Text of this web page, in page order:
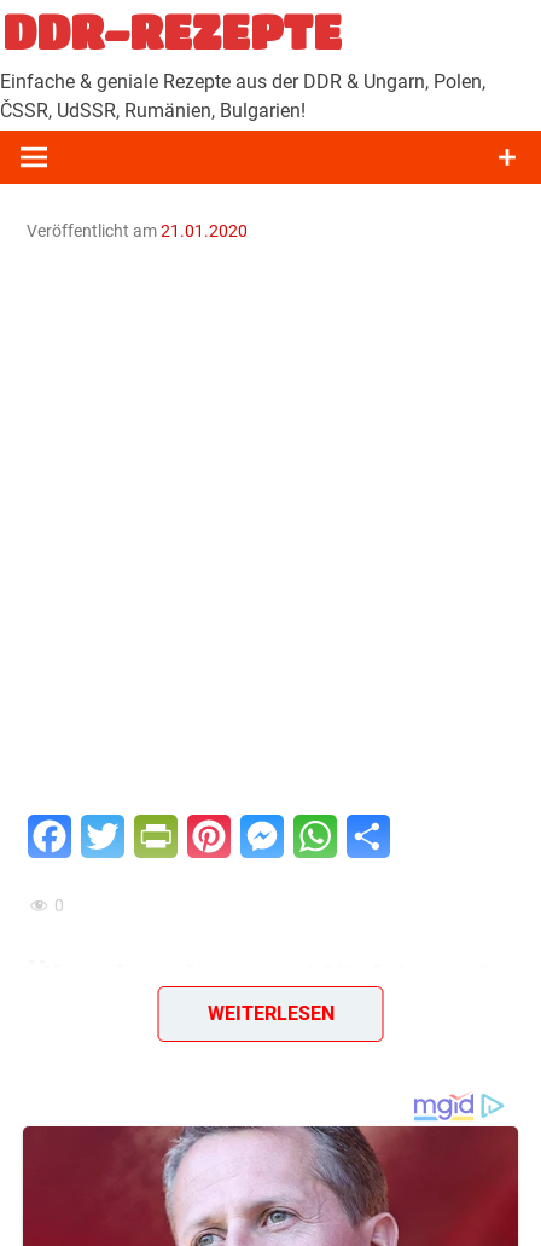
Zum
Inhalt
springen
DDR-REZEPTE
Einfache & geniale Rezepte aus der DDR & Ungarn, Polen,
ČSSR, UdSSR, Rumänien, Bulgarien!
Veröffentlicht am21.01.2020
FacebookTwitter PrintFriendly
PinterestMessengerWhatsApp
0
Überbackener Kürbis mit
Fleisch
Zutaten
400 g Kürbis, Salz, 50 g Mehl, 2 Eier, Bratfett, 350 g
Kalbfleisch, 2 Zwiebeln, 60 g Margarine, Pfeffer.
WEITERLESEN